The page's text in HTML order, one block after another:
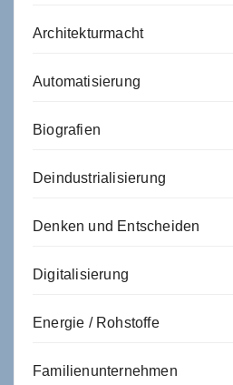
Architekturmacht
Automatisierung
Biografien
Deindustrialisierung
Denken und Entscheiden
Digitalisierung
Energie / Rohstoffe
Familienunternehmen